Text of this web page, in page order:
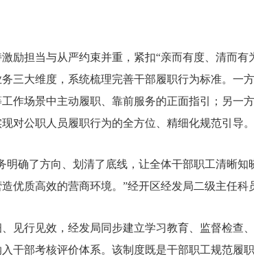
励担当与从严约束并重，紧扣“亲而有度、清而有
三大维度，系统梳理完善干部履职行为标准。一
作场景中主动履职、靠前服务的正面指引；另一
对公职人员履职行为的全方位、精细化规范引导。
明确了方向、划清了底线，让全体干部职工清晰
优质高效的营商环境。”经开区经发局二级主任科
见行见效，经发局同步建立学习教育、监督检查
干部考核评价体系。该制度既是干部职工规范履